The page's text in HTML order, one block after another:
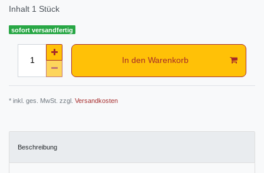
Inhalt 1 Stück
sofort versandfertig
In den Warenkorb
* inkl. ges. MwSt. zzgl. Versandkosten
Beschreibung